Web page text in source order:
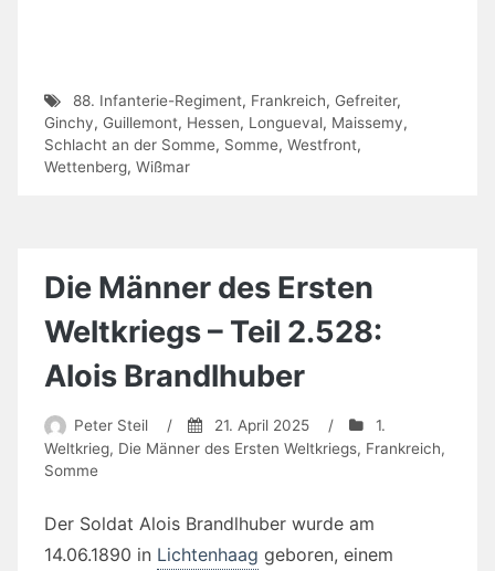
88. Infanterie-Regiment, Frankreich, Gefreiter,
Ginchy, Guillemont, Hessen, Longueval, Maissemy,
Schlacht an der Somme, Somme, Westfront,
Wettenberg, Wißmar
Die Männer des Ersten
Weltkriegs – Teil 2.528:
Alois Brandlhuber
Peter Steil / 21. April 2025 /
1.
Weltkrieg, Die Männer des Ersten Weltkriegs, Frankreich,
Somme
Der Soldat Alois Brandlhuber wurde am
14.06.1890 in Lichtenhaag geboren, einem